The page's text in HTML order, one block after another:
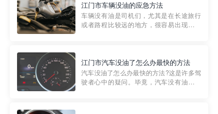
紧急情况下，我们需要一种高效可靠的救
援方式。而这时，地库救援专...
江门市车辆没油的应急方法
车辆没有油是司机们，尤其是在长途旅行
或者路程比较远的地方，很容易出现这种
的送油师傅，解决没油的紧急情况。 首
先，让我们来了解一下穿...
江门市汽车没油了怎么办最快的方法
汽车没油了怎么办最快的方法?这是许多驾
驶者心中的疑问。毕竟，汽车没有油就无